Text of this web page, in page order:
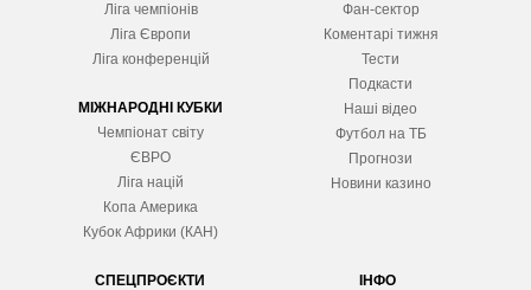
Ліга чемпіонів
Ліга Європи
Ліга конференцій
МІЖНАРОДНІ КУБКИ
Чемпіонат світу
ЄВРО
Ліга націй
Копа Америка
Кубок Африки (КАН)
Фан-сектор
Коментарі тижня
Тести
Подкасти
Наші відео
Футбол на ТБ
Прогнози
Новини казино
СПЕЦПРОЄКТИ
ІНФО